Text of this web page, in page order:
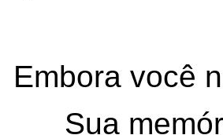
Embora você
Sua